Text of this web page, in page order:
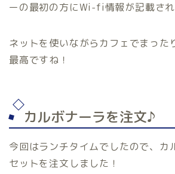
ーの最初の方にWi-fi情報が記載され
ネットを使いながらカフェでまった
最高ですね！
カルボナーラを注文♪
今回はランチタイムでしたので、カ
セットを注文しました！